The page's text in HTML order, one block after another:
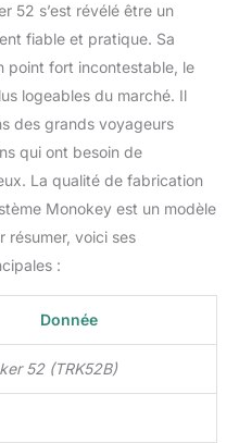
52 s’est révélé être un
fiable et pratique. Sa
point fort incontestable, le
logeables du marché. Il
des grands voyageurs
qui ont besoin de
La qualité de fabrication
Monokey est un modèle
résumer, voici ses
:
Donnée
52 (TRK52B)